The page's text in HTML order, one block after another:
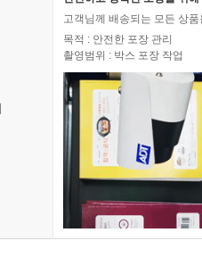
고객님께 배송되는 모든 상
목적 : 안전한 포장 관리
촬영범위 : 박스 포장 작업